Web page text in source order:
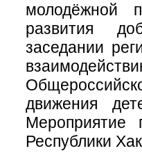
молодёжной
развития
заседании
движения
Мероприятие
Республики